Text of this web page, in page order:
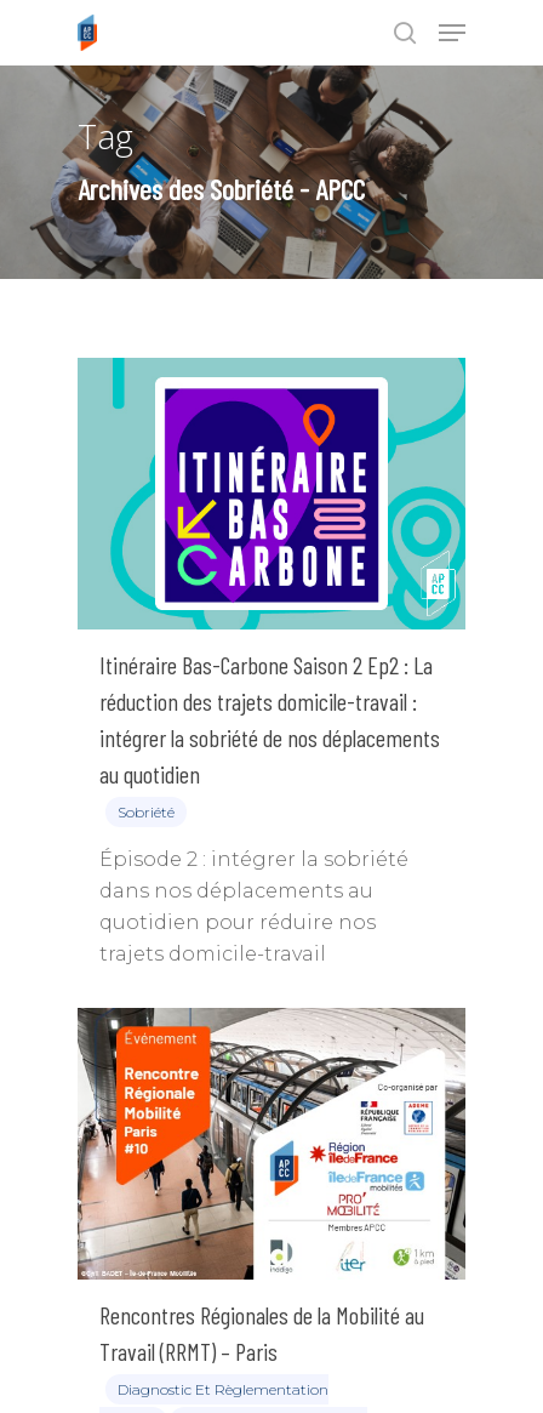
Tapez ENTRÉE pour rechercher ou
ESC pour annuler
Tag
Archives des Sobriété - APCC
Itinéraire Bas-Carbone Saison 2 Ep2 : La
réduction des trajets domicile-travail :
intégrer la sobriété de nos déplacements
au quotidien
Sobriété
Épisode 2 : intégrer la sobriété
dans nos déplacements au
quotidien pour réduire nos
trajets domicile-travail
Rencontres Régionales de la Mobilité au
Travail (RRMT) – Paris
Diagnostic Et Règlementation